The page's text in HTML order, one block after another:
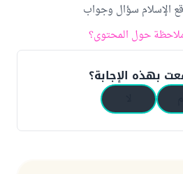
الإسلام سؤال وجواب
حول المحتوى؟
بهذه الإجابة؟